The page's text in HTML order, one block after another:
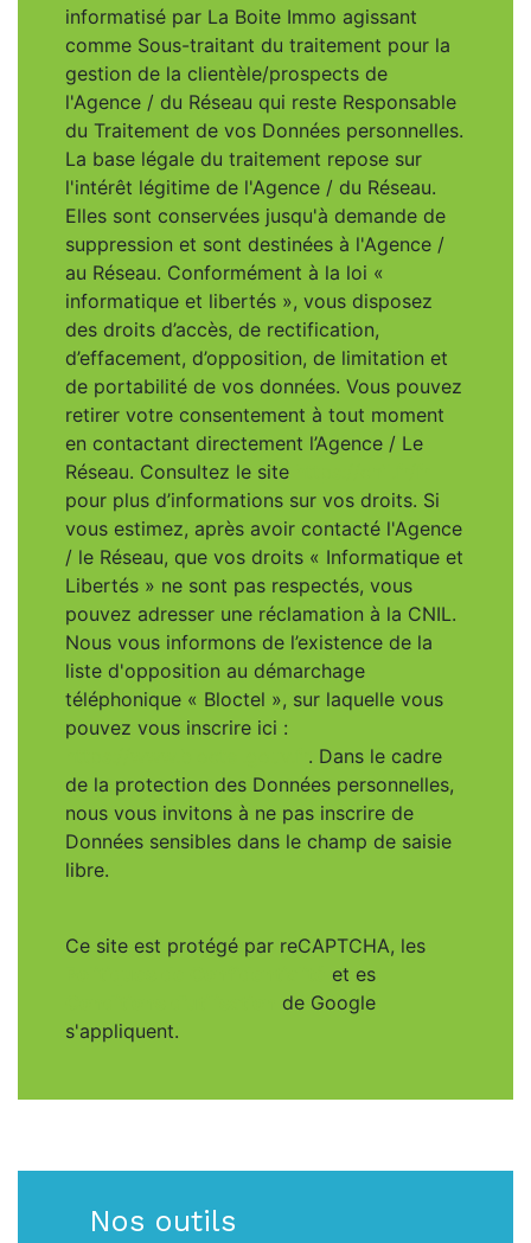
informatisé par La Boite Immo agissant
comme Sous-traitant du traitement pour la
gestion de la clientèle/prospects de
l'Agence / du Réseau qui reste Responsable
du Traitement de vos Données personnelles.
La base légale du traitement repose sur
l'intérêt légitime de l'Agence / du Réseau.
Elles sont conservées jusqu'à demande de
suppression et sont destinées à l'Agence /
au Réseau. Conformément à la loi «
informatique et libertés », vous disposez
des droits d’accès, de rectification,
d’effacement, d’opposition, de limitation et
de portabilité de vos données. Vous pouvez
retirer votre consentement à tout moment
en contactant directement l’Agence / Le
Réseau. Consultez le site
pour plus d’informations sur vos droits. Si
vous estimez, après avoir contacté l'Agence
/ le Réseau, que vos droits « Informatique et
Libertés » ne sont pas respectés, vous
pouvez adresser une réclamation à la CNIL.
Nous vous informons de l’existence de la
liste d'opposition au démarchage
téléphonique « Bloctel », sur laquelle vous
pouvez vous inscrire ici :
. Dans le cadre
de la protection des Données personnelles,
nous vous invitons à ne pas inscrire de
Données sensibles dans le champ de saisie
libre.
Ce site est protégé par reCAPTCHA, les
et es
de Google
s'appliquent.
Nos outils